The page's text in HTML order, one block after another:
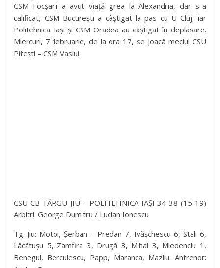
CSM Focșani a avut viață grea la Alexandria, dar s-a
calificat, CSM București a câștigat la pas cu U Cluj, iar
Politehnica Iași și CSM Oradea au câștigat în deplasare.
Miercuri, 7 februarie, de la ora 17, se joacă meciul CSU
Pitești – CSM Vaslui.
CSU CB TÂRGU JIU – POLITEHNICA IAȘI 34-38 (15-19)
Arbitri: George Dumitru / Lucian Ionescu
Tg. Jiu: Motoi, Șerban – Predan 7, Ivășchescu 6, Stali 6,
Lăcătușu 5, Zamfira 3, Drugă 3, Mihai 3, Mledenciu 1,
Benegui, Berculescu, Papp, Maranca, Mazilu. Antrenor: